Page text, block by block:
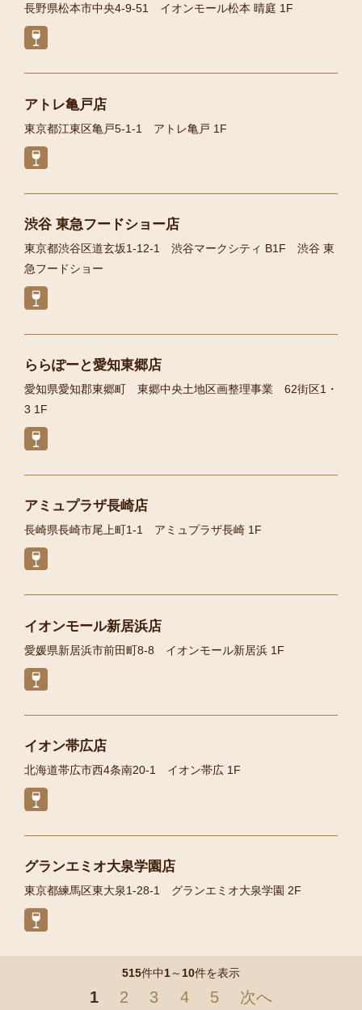
長野県松本市中央4-9-51 イオンモール松本 晴庭 1F
アトレ亀戸店
東京都江東区亀戸5-1-1 アトレ亀戸 1F
渋谷 東急フードショー店
東京都渋谷区道玄坂1-12-1 渋谷マークシティ B1F 渋谷 東
急フードショー
ららぽーと愛知東郷店
愛知県愛知郡東郷町 東郷中央土地区画整理事業 62街区1・
3 1F
アミュプラザ長崎店
長崎県長崎市尾上町1-1 アミュプラザ長崎 1F
イオンモール新居浜店
愛媛県新居浜市前田町8-8 イオンモール新居浜 1F
イオン帯広店
北海道帯広市西4条南20-1 イオン帯広 1F
グランエミオ大泉学園店
東京都練馬区東大泉1-28-1 グランエミオ大泉学園 2F
515件中1～10件を表示
1 2 3 4 5 次へ